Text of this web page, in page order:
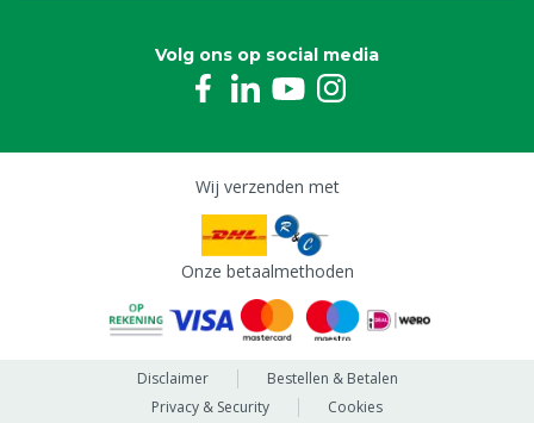
Volg ons op social media
Wij verzenden met
Onze betaalmethoden
Disclaimer
Bestellen & Betalen
Privacy & Security
Cookies